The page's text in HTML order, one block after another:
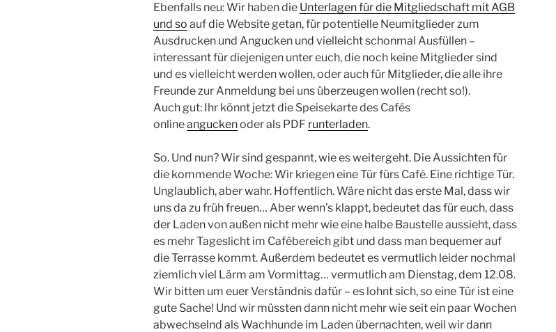
Ebenfalls neu: Wir haben die Unterlagen für die Mitgliedschaft mit AGB
und so auf die Website getan, für potentielle Neumitglieder zum
Ausdrucken und Angucken und vielleicht schonmal Ausfüllen –
interessant für diejenigen unter euch, die noch keine Mitglieder sind
und es vielleicht werden wollen, oder auch für Mitglieder, die alle ihre
Freunde zur Anmeldung bei uns überzeugen wollen (recht so!).
Auch gut: Ihr könnt jetzt die Speisekarte des Cafés
onlineanguckenoder als PDF runterladen.
So. Und nun? Wir sind gespannt, wie es weitergeht. Die Aussichten für
die kommende Woche: Wir kriegen eine Tür fürs Café. Eine richtige Tür.
Unglaublich, aber wahr. Hoffentlich. Wäre nicht das erste Mal, dass wir
uns da zu früh freuen… Aber wenn’s klappt, bedeutet das für euch, dass
der Laden von außen nicht mehr wie eine halbe Baustelle aussieht, dass
es mehr Tageslicht im Cafébereich gibt und dass man bequemer auf
die Terrasse kommt. Außerdem bedeutet es vermutlich leider nochmal
ziemlich viel Lärm am Vormittag… vermutlich am Dienstag, dem 12.08.
Wir bitten um euer Verständnis dafür – es lohnt sich, so eine Tür ist eine
gute Sache! Und wir müssten dann nicht mehr wie seit ein paar Wochen
abwechselnd als Wachhunde im Laden übernachten, weil wir dann